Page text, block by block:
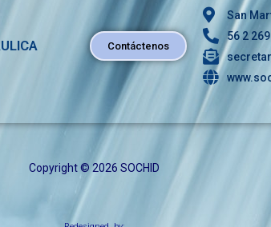
Contáctenos
San
56 2
Copyright © 2026 SOCHID